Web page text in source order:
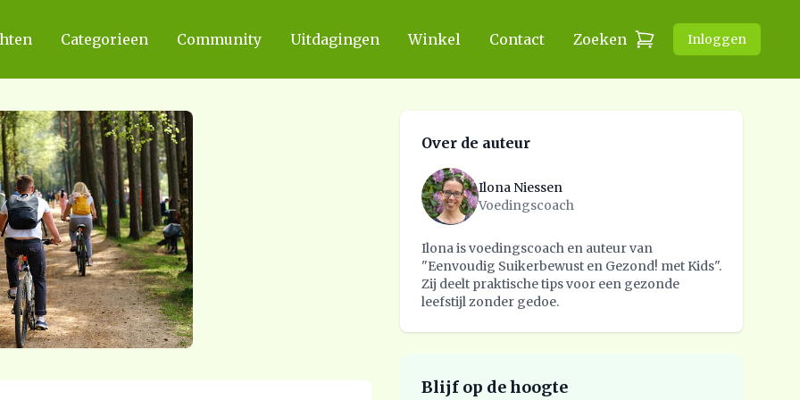
Categorieen Community Uitdagingen Winkel Contact Zoeken Inloggen
Over de auteur
Ilona Niessen
Voedingscoach
Ilona is voedingscoach en auteur van
"Eenvoudig Suikerbewust en Gezond! met Kids".
Zij deelt praktische tips voor een gezonde
leefstijl zonder gedoe.
Blijf op de hoogte